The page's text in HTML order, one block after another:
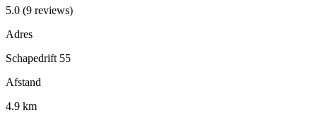
5.0 (9 reviews)
Adres
Schapedrift 55
Afstand
4.9 km